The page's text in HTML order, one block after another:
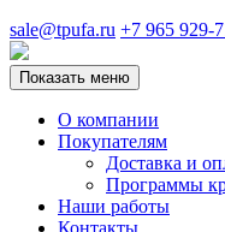
sale@tpufa.ru +7 965 929-
Показать меню
О компании
Покупателям
Доставка и
Программы
Наши работы
Контакты